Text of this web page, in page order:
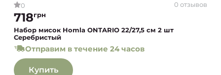
0 0 отзывов
718грн
Набор мисок Homla ONTARIO 22/27,5 см 2 шт
Серебристый
Отправим в течение 24 часов
Купить